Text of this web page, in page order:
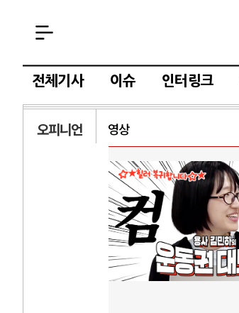
전체기사 이슈 인터링크
오피니언 영상
AI와 인간
중국 AI, 저가 공세로 글로벌 토큰 시..
AI 국부펀드 구상 놓고 미국 진보진영 ..
AI 데이터센터 반대 투쟁은 새로운 글로..
AI의 숨은 환경 비용: 데이터센터 확산..